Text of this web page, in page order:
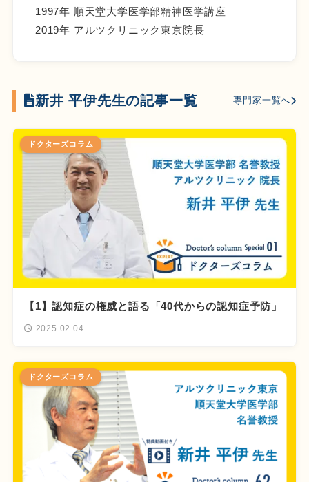
1997年 順天堂大学医学部精神医学講座
2019年 アルツクリニック東京院長
新井 平伊先生の記事一覧 専門家一覧へ
ドクターズコラム
【1】認知症の権威と語る「40代からの認知症予防」
2025.02.04
ドクターズコラム